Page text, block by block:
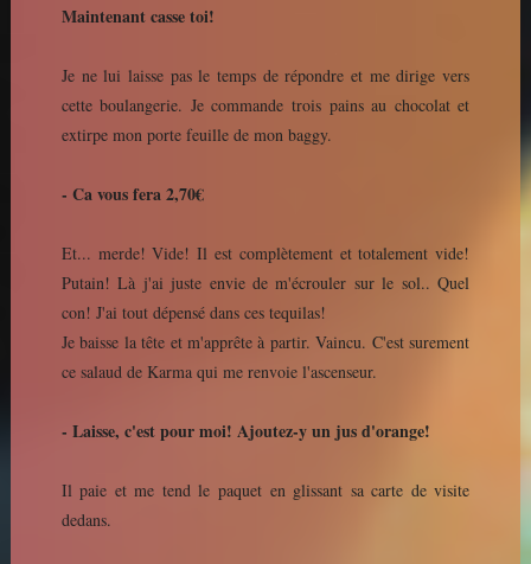
Maintenant casse toi!
Je ne lui laisse pas le temps de répondre et me dirige vers
cette boulangerie. Je commande trois pains au chocolat et
extirpe mon porte feuille de mon baggy.
- Ca vous fera 2,70€
Et... merde! Vide! Il est complètement et totalement vide!
Putain! Là j'ai juste envie de m'écrouler sur le sol.. Quel
con! J'ai tout dépensé dans ces tequilas!
Je baisse la tête et m'apprête à partir. Vaincu. C'est surement
ce salaud de Karma qui me renvoie l'ascenseur.
- Laisse, c'est pour moi! Ajoutez-y un jus d'orange!
Il paie et me tend le paquet en glissant sa carte de visite
dedans.